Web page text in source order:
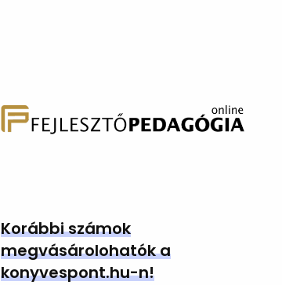
Korábbi számok
megvásárolohatók a
konyvespont.hu-n!